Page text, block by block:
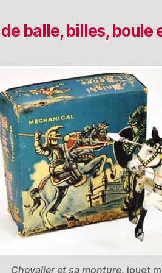
balle, billes, boule
Chevalier et sa monture, jouet